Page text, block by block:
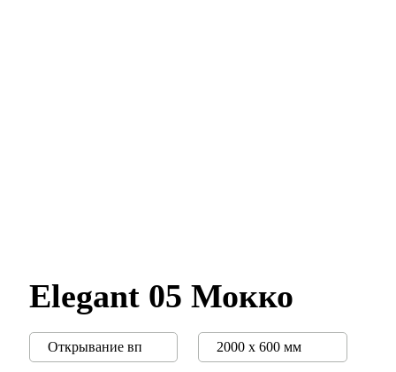
Elegant 05 Мокко